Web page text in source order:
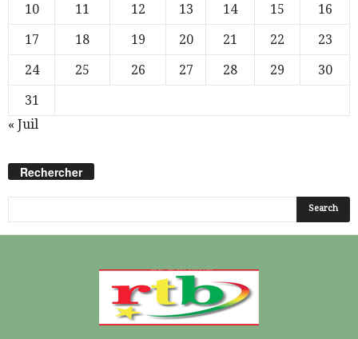
10
11 12 13 14 15
16
17
18 19 20 21 22
23
24
25 26 27 28 29
30
31
« Juil
Rechercher